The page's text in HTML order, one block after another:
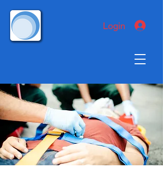
Login